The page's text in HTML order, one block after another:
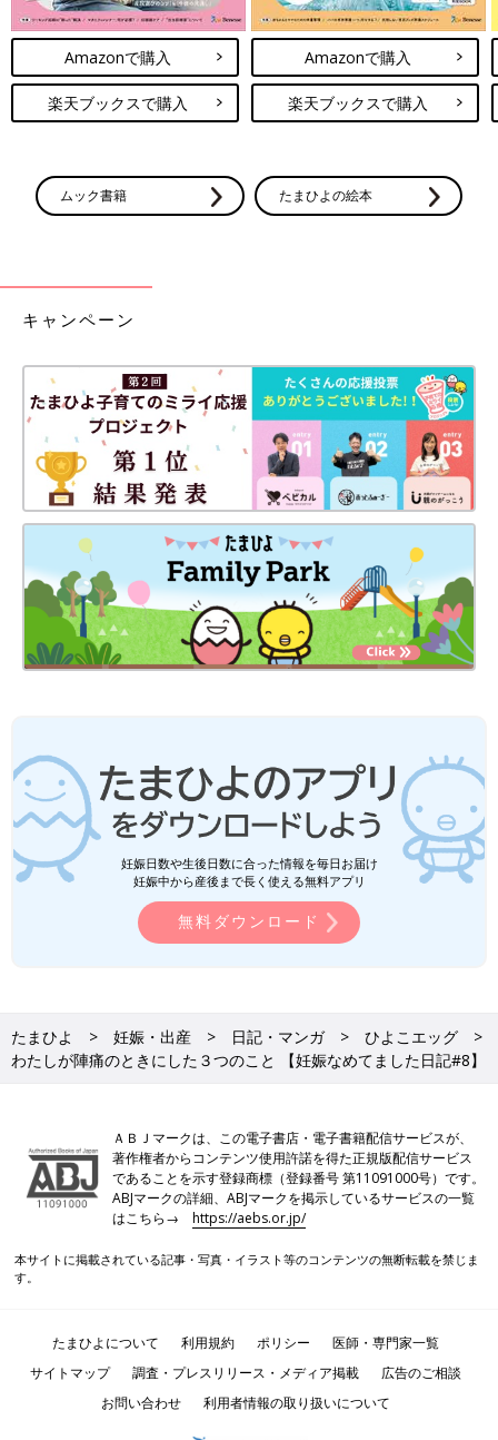
Amazonで購入
楽天ブックスで購入
Amazonで購入
楽天ブックスで購入
ムック書籍 たまひよの絵本
キャンペーン
妊娠日数や生後日数に合った情報を毎日お届け
妊娠中から産後まで長く使える無料アプリ
無料ダウンロード
たまひよ 妊娠・出産 日記・マンガ
ひよこエッグ
わたしが陣痛のときにした３つのこと 【妊娠なめてました日記#8】
ＡＢＪマークは、この電子書店・電子書籍配信サービスが、
著作権者からコンテンツ使用許諾を得た正規版配信サービス
であることを示す登録商標（登録番号 第11091000号）です。
ABJマークの詳細、ABJマークを掲示しているサービスの一覧
はこちら→https://aebs.or.jp/
本サイトに掲載されている記事・写真・イラスト等のコンテンツの無断転載を禁じま
す。
たまひよについて 利用規約 ポリシー
医師・専門家一覧
サイトマップ
調査・プレスリリース・メディア掲載
広告のご相談
お問い合わせ
利用者情報の取り扱いについて